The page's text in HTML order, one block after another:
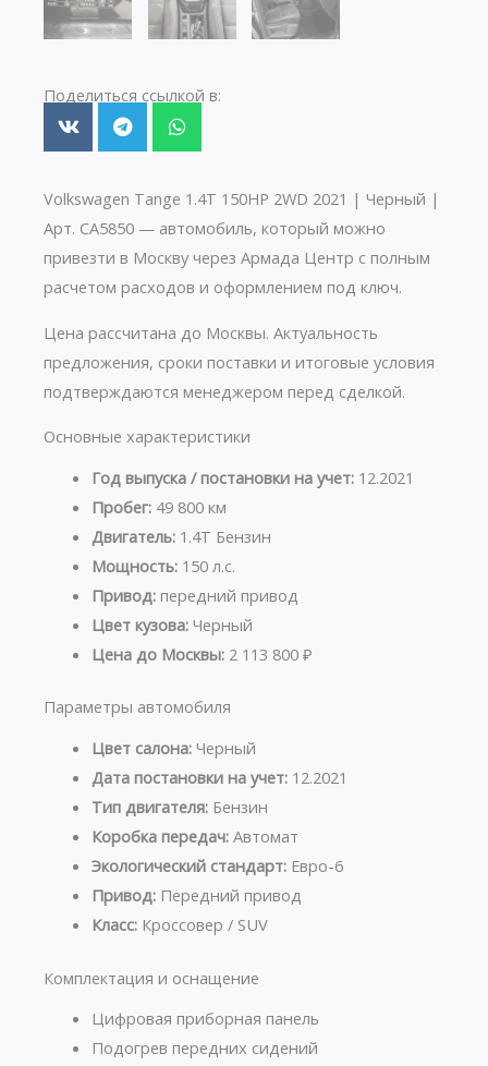
Поделиться ссылкой в:
Volkswagen Tange 1.4T 150HP 2WD 2021 | Черный |
Арт. CA5850 — автомобиль, который можно
привезти в Москву через Армада Центр с полным
расчетом расходов и оформлением под ключ.
Цена рассчитана до Москвы. Актуальность
предложения, сроки поставки и итоговые условия
подтверждаются менеджером перед сделкой.
Основные характеристики
Год выпуска / постановки на учет:12.2021
Пробег:49 800 км
Двигатель:1.4T Бензин
Мощность:150 л.с.
Привод:передний привод
Цвет кузова:Черный
Цена до Москвы:2 113 800 ₽
Параметры автомобиля
Цвет салона:Черный
Дата постановки на учет:12.2021
Тип двигателя:Бензин
Коробка передач:Автомат
Экологический стандарт:Евро-6
Привод:Передний привод
Класс:Кроссовер / SUV
Комплектация и оснащение
Цифровая приборная панель
Подогрев передних сидений